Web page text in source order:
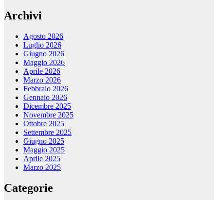
Archivi
Agosto 2026
Luglio 2026
Giugno 2026
Maggio 2026
Aprile 2026
Marzo 2026
Febbraio 2026
Gennaio 2026
Dicembre 2025
Novembre 2025
Ottobre 2025
Settembre 2025
Giugno 2025
Maggio 2025
Aprile 2025
Marzo 2025
Categorie